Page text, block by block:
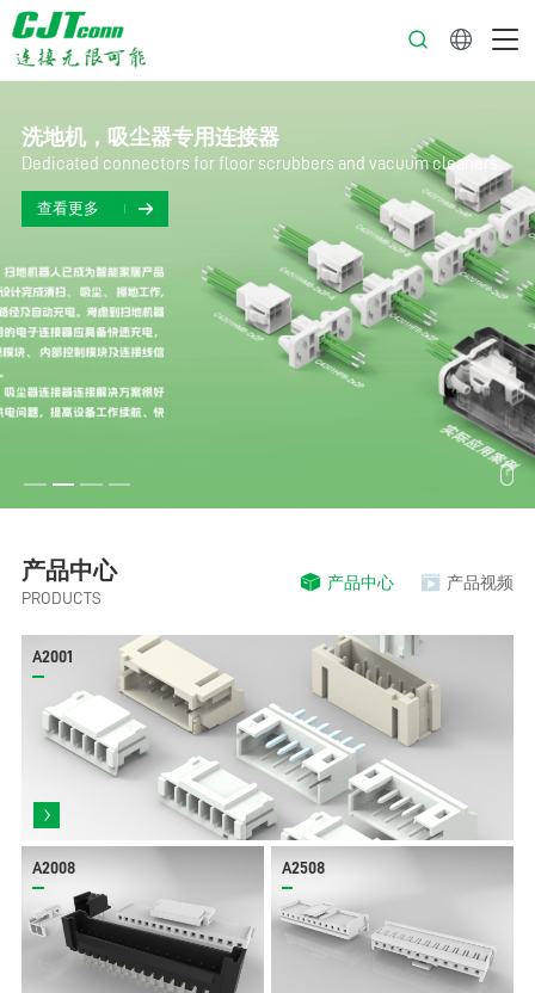
中文
洗地机，吸尘器专用连接器
Dedicated connectors for floor scrubbers and vacuum cleaners
查看更多
产品中心
PRODUCTS
产品中心 产品视频
A2001
A2008 A2508